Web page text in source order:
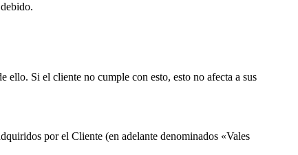
ello. Si el cliente no cumple con esto, esto no afecta a sus
por el Cliente (en adelante denominados «Vales